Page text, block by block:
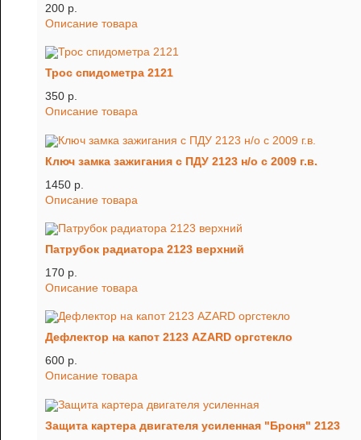
200 p.
Описание товара
Трос спидометра 2121
350 p.
Описание товара
Ключ замка зажигания с ПДУ 2123 н/о с 2009 г.в.
1450 p.
Описание товара
Патрубок радиатора 2123 верхний
170 p.
Описание товара
Дефлектор на капот 2123 AZARD оргстекло
600 p.
Описание товара
Защита картера двигателя усиленная "Броня" 2123